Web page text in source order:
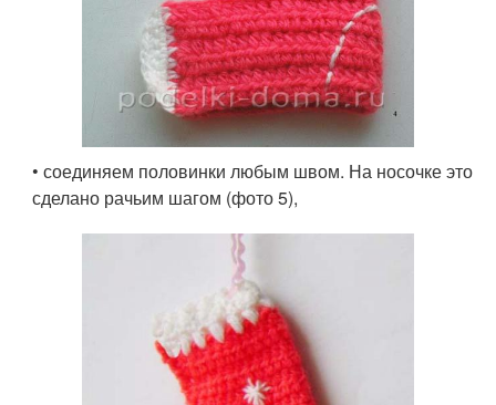
• соединяем половинки любым швом. На носочке это
сделано рачьим шагом (фото 5),